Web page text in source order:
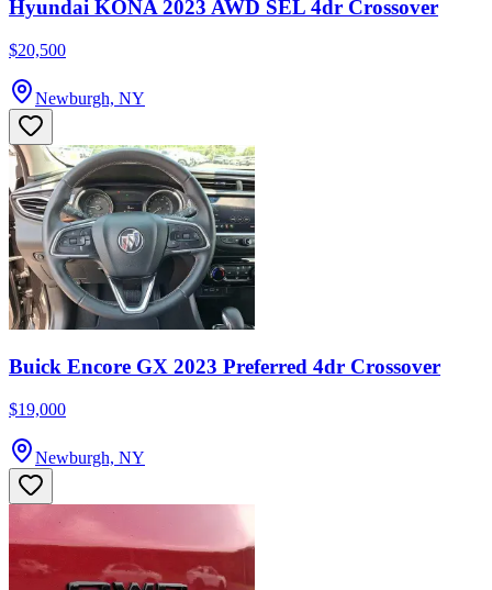
Hyundai KONA 2023 AWD SEL 4dr Crossover
$20,500
Newburgh, NY
Buick Encore GX 2023 Preferred 4dr Crossover
$19,000
Newburgh, NY